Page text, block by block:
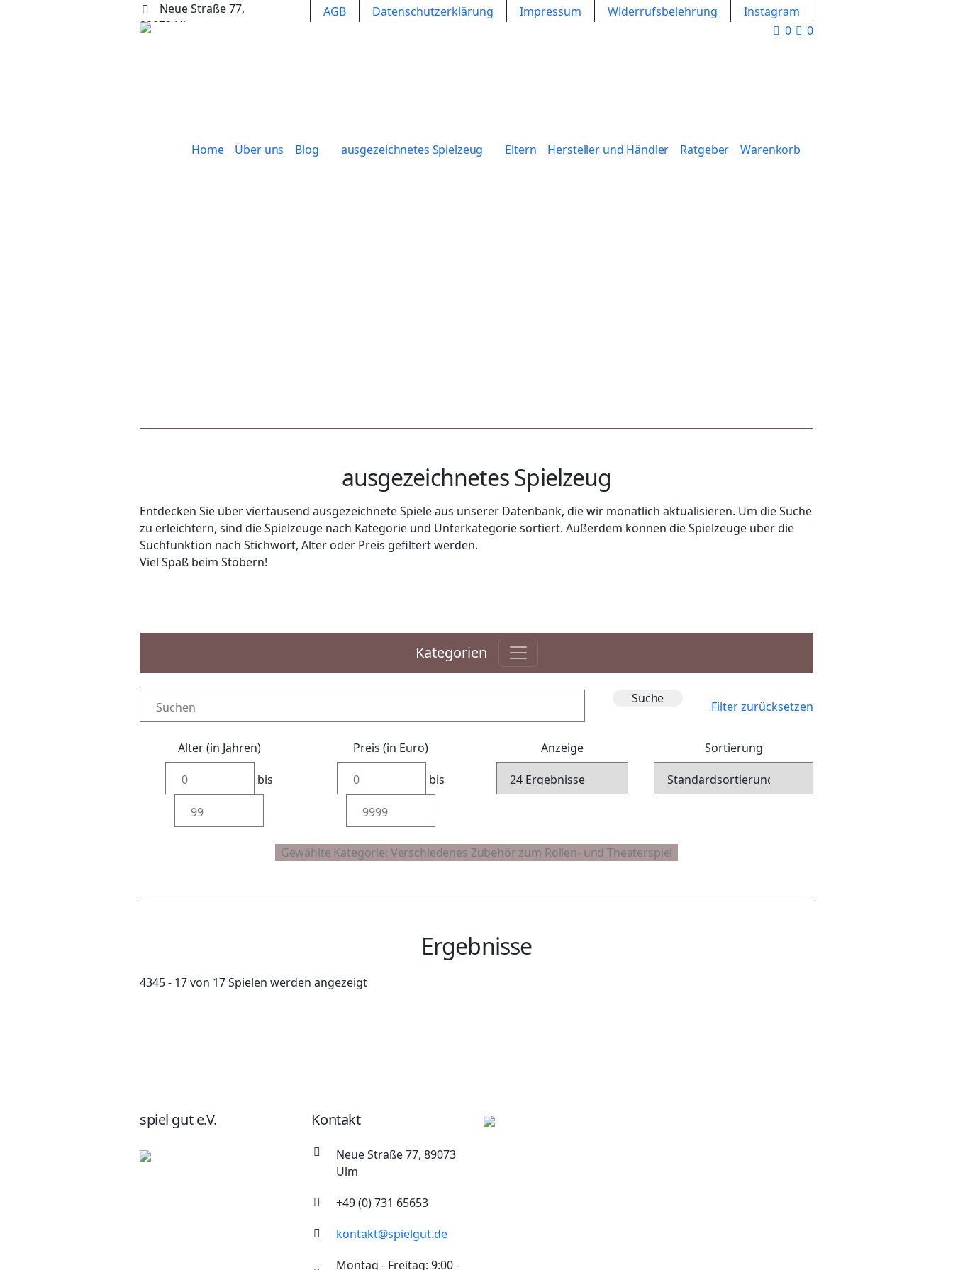
AGB Datenschutzerklärung Impressum Widerrufsbelehrung Instagram
Neue Straße 77,
89073 Ulm
0 0
Home Über uns Blog ausgezeichnetes Spielzeug Eltern Hersteller und Händler Ratgeber Warenkorb
ausgezeichnetes Spielzeug
Entdecken Sie über viertausend ausgezeichnete Spiele aus unserer Datenbank, die wir monatlich aktualisieren. Um die Suche
zu erleichtern, sind die Spielzeuge nach Kategorie und Unterkategorie sortiert. Außerdem können die Spielzeuge über die
Suchfunktion nach Stichwort, Alter oder Preis gefiltert werden.
Viel Spaß beim Stöbern!
Kategorien
Filter zurücksetzen
Alter (in Jahren)
bis
Preis (in Euro)
bis
Anzeige Sortierung
Ergebnisse
4345 - 17 von 17 Spielen werden angezeigt
spiel gut e.V. Kontakt
Neue Straße 77, 89073
Ulm
+49 (0) 731 65653
kontakt@spielgut.de
Montag - Freitag: 9:00 -